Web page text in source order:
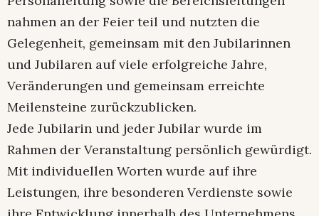
nahmen an der Feier teil und nutzten die
Gelegenheit, gemeinsam mit den Jubilarinnen
und Jubilaren auf viele erfolgreiche Jahre,
Veränderungen und gemeinsam erreichte
Meilensteine zurückzublicken.
Jede Jubilarin und jeder Jubilar wurde im
Rahmen der Veranstaltung persönlich gewürdigt.
Mit individuellen Worten wurde auf ihre
Leistungen, ihre besonderen Verdienste sowie